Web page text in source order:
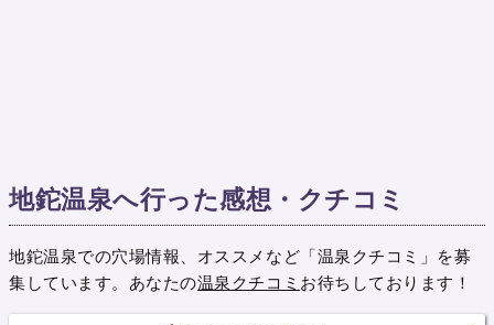
地鉈温泉へ行った感想・クチコミ
地鉈温泉での穴場情報、オススメなど「温泉クチコミ」を募
集しています。あなたの温泉クチコミ お待ちしております！